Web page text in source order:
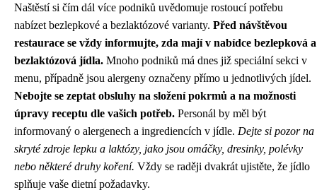
Naštěstí si čím dál více podniků uvědomuje rostoucí potřebu
nabízet bezlepkové a bezlaktózové varianty. Před návštěvou
restaurace se vždy informujte, zda mají v nabídce bezlepková a
bezlaktózová jídla. Mnoho podniků má dnes již speciální sekci v
menu, případně jsou alergeny označeny přímo u jednotlivých jídel.
Nebojte se zeptat obsluhy na složení pokrmů a na možnosti
úpravy receptu dle vašich potřeb. Personál by měl být
informovaný o alergenech a ingrediencích v jídle. Dejte si pozor na
skryté zdroje lepku a laktózy, jako jsou omáčky, dresinky, polévky
nebo některé druhy koření. Vždy se raději dvakrát ujistěte, že jídlo
splňuje vaše dietní požadavky.